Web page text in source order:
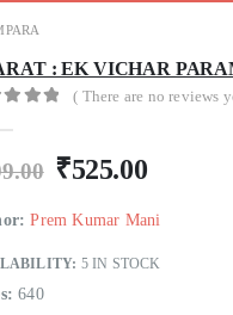
: EK VICHAR
( There are no reviews
₹525.00
Prem Kumar Mani
5 IN STOCK
640